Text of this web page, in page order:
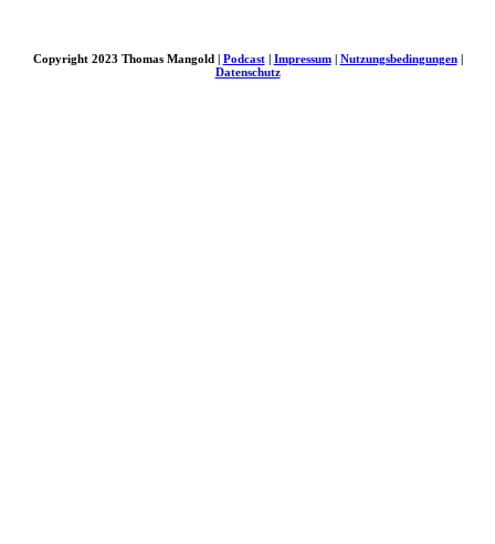
Copyright 2023 Thomas Mangold | Podcast| Impressum| Nutzungsbedingungen|
Datenschutz